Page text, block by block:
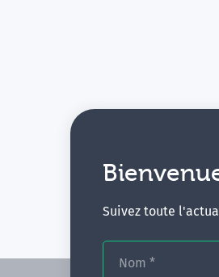
Suivez toute
Nom *